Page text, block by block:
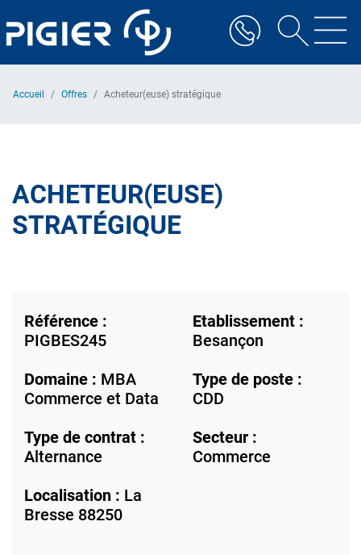
au
contenu
Accueil Offres Acheteur(euse) stratégique
ACHETEUR(EUSE)
STRATÉGIQUE
Référence :
PIGBES245
Etablissement :
Besançon
Domaine : MBA
Commerce et Data
Type de poste :
CDD
Type de contrat :
Alternance
Secteur :
Commerce
Localisation : La
Bresse 88250